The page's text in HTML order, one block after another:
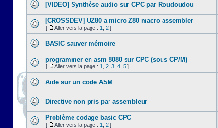
[VIDEO] Synthèse audio sur CPC par Roudoudou
[CROSSDEV] UZ80 a micro Z80 macro assembler
[ Aller vers la page : 1 2 ]
BASIC sauver mémoire
programmer en asm 8080 sur CPC (sous CP/M)
[ Aller vers la page : 1 2 3 4 5 ]
Aide sur un code ASM
Directive non pris par assembleur
Problème codage basic CPC
[ Aller vers la page : 1 2 ]